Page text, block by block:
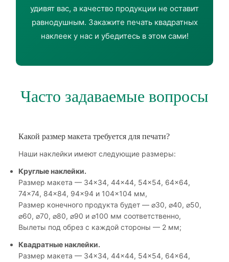
удивят вас, а качество продукции не оставит
равнодушным. Закажите печать квадратных
наклеек у нас и убедитесь в этом сами!
Часто задаваемые вопросы
Какой размер макета требуется для печати?
Наши наклейки имеют следующие размеры:
Круглые наклейки.
Размер макета — 34×34, 44×44, 54×54, 64×64,
74×74, 84×84, 94×94 и 104×104 мм,
Размер конечного продукта будет — ⌀30, ⌀40, ⌀50,
⌀60, ⌀70, ⌀80, ⌀90 и ⌀100 мм соответственно,
Вылеты под обрез с каждой стороны — 2 мм;
Квадратные наклейки.
Размер макета — 34×34, 44×44, 54×54, 64×64,